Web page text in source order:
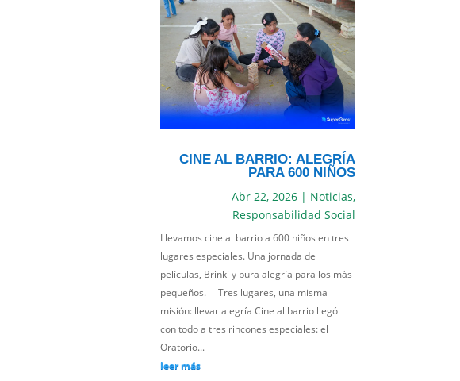
CINE AL BARRIO: ALEGRÍA
PARA 600 NIÑOS
Abr 22, 2026| Noticias,
Responsabilidad Social
Llevamos cine al barrio a 600 niños en tres
lugares especiales. Una jornada de
películas, Brinki y pura alegría para los más
pequeños. Tres lugares, una misma
misión: llevar alegría Cine al barrio llegó
con todo a tres rincones especiales: el
Oratorio...
leer más